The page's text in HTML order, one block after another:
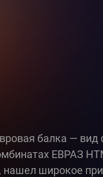
балка — вид
ЕВРАЗ
широкое